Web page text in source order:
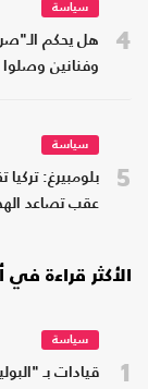
4
سياسة
هل يحكم
وفنانين
5
سياسة
بلومبيرغ:
عقب تصاعد
الأكثر قراءة
1
سياسة
قيادات بـ